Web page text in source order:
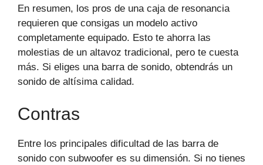
En resumen, los pros de una caja de resonancia
requieren que consigas un modelo activo
completamente equipado. Esto te ahorra las
molestias de un altavoz tradicional, pero te cuesta
más. Si eliges una barra de sonido, obtendrás un
sonido de altísima calidad.
Contras
Entre los principales dificultad de las barra de
sonido con subwoofer es su dimensión. Si no tienes